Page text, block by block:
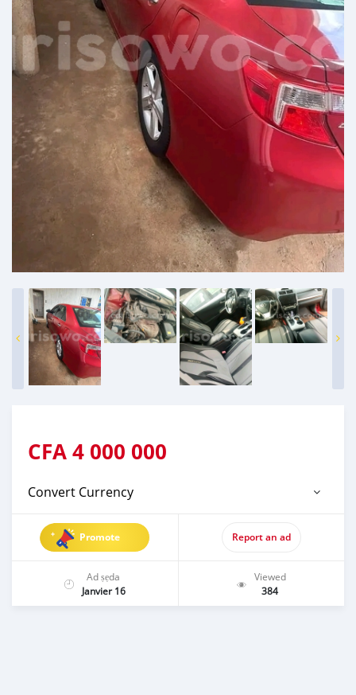
CFA4 000 000
Convert Currency
Promote Report an ad
Ad ṣẹda
Janvier 16
Viewed
384